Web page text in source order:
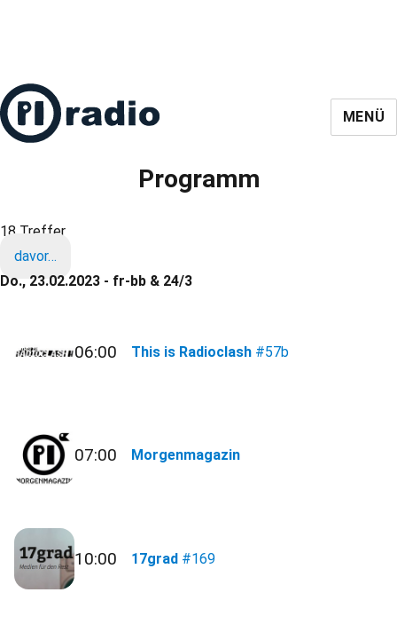
MENÜ
Programm
18 Treffer
davor…
Do., 23.02.2023 - fr-bb & 24/3
06:00 This is Radioclash #57b
07:00 Morgenmagazin
10:00 17grad #169